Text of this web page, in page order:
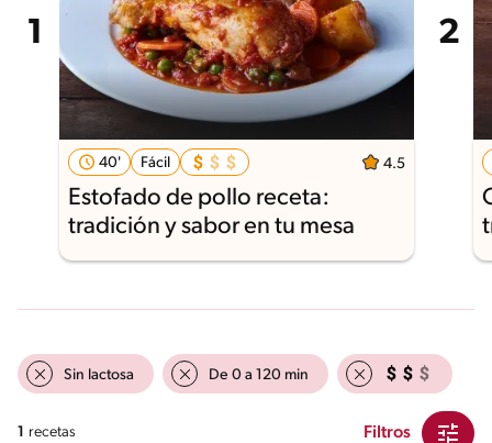
40' Fácil 4.5
Estofado de pollo receta:
tradición y sabor en tu mesa
Sin lactosa De 0 a 120 min
1 recetas Filtros